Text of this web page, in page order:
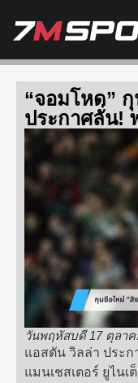
“จอมโหด”
ประกาศลั่น!
วันพฤหัสบดี 17 ตุลาค
แอสตัน วิลล่า ประก
แมนเชสเตอร์ ยูไน